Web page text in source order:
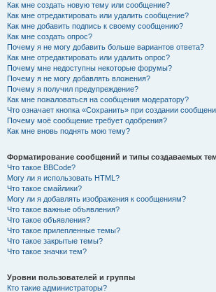
Как мне создать новую тему или сообщение?
Как мне отредактировать или удалить сообщение?
Как мне добавить подпись к своему сообщению?
Как мне создать опрос?
Почему я не могу добавить больше вариантов ответа?
Как мне отредактировать или удалить опрос?
Почему мне недоступны некоторые форумы?
Почему я не могу добавлять вложения?
Почему я получил предупреждение?
Как мне пожаловаться на сообщения модератору?
Что означает кнопка «Сохранить» при создании
Почему моё сообщение требует одобрения?
Как мне вновь поднять мою тему?
Форматирование сообщений и типы создаваемых
Что такое BBCode?
Могу ли я использовать HTML?
Что такое смайлики?
Могу ли я добавлять изображения к сообщениям?
Что такое важные объявления?
Что такое объявления?
Что такое прилепленные темы?
Что такое закрытые темы?
Что такое значки тем?
Уровни пользователей и группы
Кто такие администраторы?